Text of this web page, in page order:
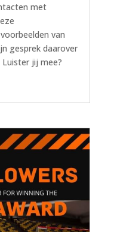
met
van
gesprek daarover
Luister jij mee?